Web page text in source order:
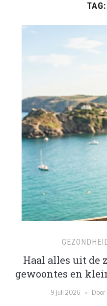
TAG:
Haal alles uit de
gewoontes en
9 juli 2026 Door